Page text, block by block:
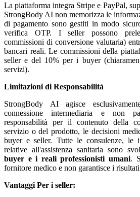
La piattaforma integra Stripe e PayPal,
StrongBody AI non memorizza le
di pagamento sono gestiti in modo
verifica OTP. I seller possono
commissioni di conversione valutaria)
bancari reali. Le commissioni della
seller e del 10% per i buyer
servizi).
Limitazioni di Responsabilità
StrongBody AI agisce
connessione intermediaria e non
responsabilità per il contenuto della
servizio o del prodotto, le decisioni
buyer e seller. Tutte le consulenze, le
relative all'assistenza sanitaria sono
buyer e i reali professionisti umani.
fornitore medico e non garantisce i
Vantaggi Per i seller: